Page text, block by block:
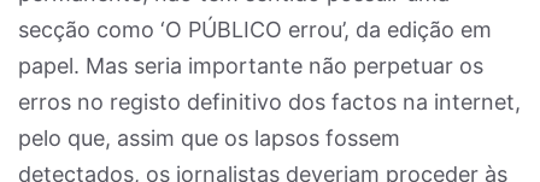
secção como ‘O PÚBLICO errou’, da edição em
papel. Mas seria importante não perpetuar os
erros no registo definitivo dos factos na internet,
pelo que, assim que os lapsos fossem
detectados, os jornalistas deveriam proceder às